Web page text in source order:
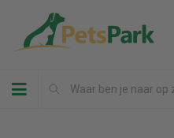
Toggle navigation